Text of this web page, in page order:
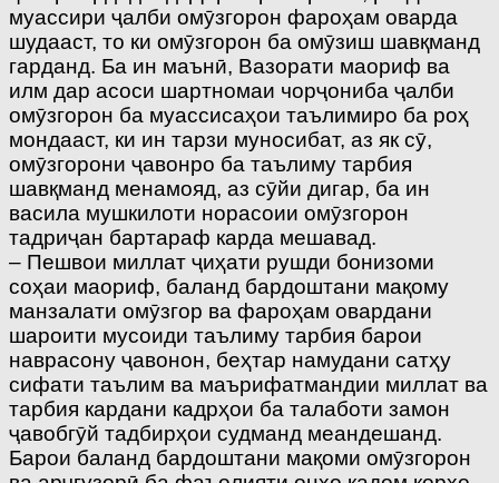
муассири ҷалби омӯзгорон фароҳам оварда
шудааст, то ки омӯзгорон ба омӯзиш шавқманд
гарданд. Ба ин маънӣ, Вазорати маориф ва
илм дар асоси шартномаи чорҷониба ҷалби
омӯзгорон ба муассисаҳои таълимиро ба роҳ
мондааст, ки ин тарзи муносибат, аз як сӯ,
омӯзгорони ҷавонро ба таълиму тарбия
шавқманд менамояд, аз сӯйи дигар, ба ин
васила мушкилоти норасоии омӯзгорон
тадриҷан бартараф карда мешавад.
– Пешвои миллат ҷиҳати рушди бонизоми
соҳаи маориф, баланд бардоштани мақому
манзалати омӯзгор ва фароҳам овардани
шароити мусоиди таълиму тарбия барои
наврасону ҷавонон, беҳтар намудани сатҳу
сифати таълим ва маърифатмандии миллат ва
тарбия кардани кадрҳои ба талаботи замон
ҷавобгӯй тадбирҳои судманд меандешанд.
Барои баланд бардоштани мақоми омӯзгорон